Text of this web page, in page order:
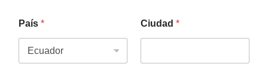
País * Ciudad *